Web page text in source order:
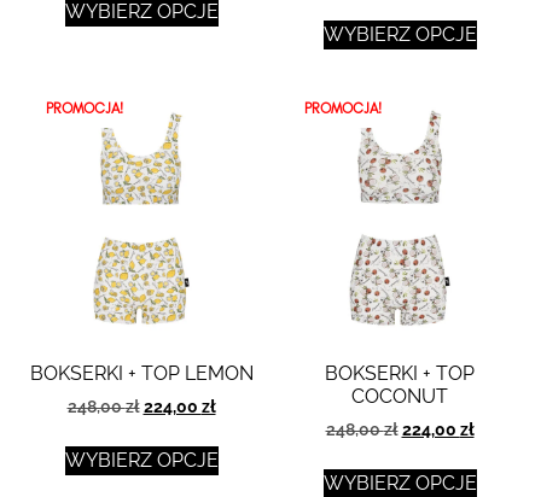
WYBIERZ OPCJE
WYBIERZ OPCJE
PROMOCJA!
BOKSERKI + TOP LEMON
248,00zł 224,00 zł
WYBIERZ OPCJE
PROMOCJA!
BOKSERKI + TOP
COCONUT
248,00zł 224,00 zł
WYBIERZ OPCJE